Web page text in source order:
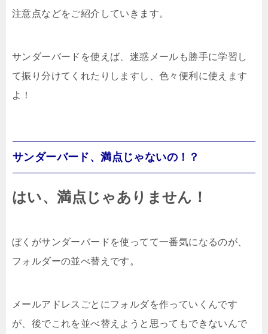
注意点などをご紹介していきます。
サンダーバードを使えば、迷惑メールも勝手に学習し
て振り分けてくれたりしますし、色々便利に使えます
よ！
サンダーバード、満点じゃないの！？
はい、満点じゃありません！
ぼくがサンダーバードを使ってて一番気になるのが、
フォルダーの並べ替えです。
メールアドレスごとにフォルダを作っていくんです
が、後でこれを並べ替えようと思ってもできないんで